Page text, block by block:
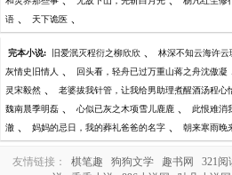
语 、 天下诡医 、
完本小说: 旧爱泯灭程衍之柳欣欣 、 林深不知云海许云
灰情史旧情人 、 回头看，轻舟已过万重山蒋之舟沈傲凝
灵宋毅然 、 老婆拔我针管，让我给男助理煮醒酒汤程心
魏南晨季明磊 、 心似已灰之木项雪儿鹿鹿 、 此恨难消
澈 、 妈妈的忌日，我的葬礼爸爸的名字 、 朝来寒雨晚
友情链接： 棋笔趣 狗狗文学 趣书网 321阅